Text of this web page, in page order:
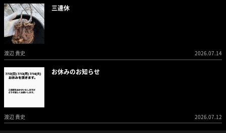
三連休
渡辺 貴史 2026.07.14
お休みのお知らせ
渡辺 貴史 2026.07.12